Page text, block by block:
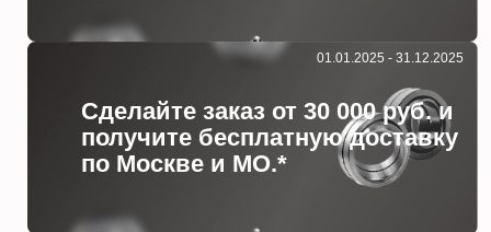
Сделайте заказ от 30 000 руб. и
получите бесплатную доставку
по Москве и МО.*
01.01.2025 - 31.12.2025